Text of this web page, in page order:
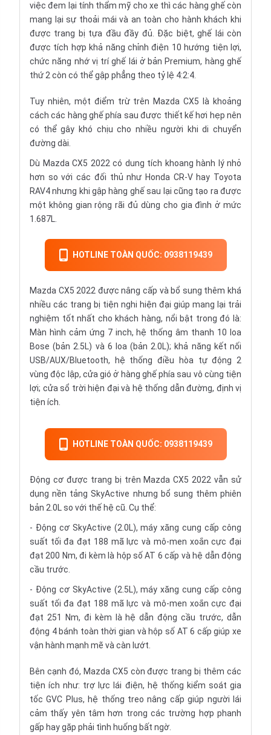
việc đem lại tính thẩm mỹ cho xe thì các hàng ghế còn
mang lại sự thoải mái và an toàn cho hành khách khi
được trang bị tựa đầu đầy đủ. Đặc biệt, ghế lái còn
được tích hợp khả năng chỉnh điện 10 hướng tiện lợi,
chức năng nhớ vị trí ghế lái ở bản Premium, hàng ghế
thứ 2 còn có thể gập phẳng theo tỷ lệ 4:2:4.
Tuy nhiên, một điểm trừ trên Mazda CX5 là khoảng
cách các hàng ghế phía sau được thiết kế hơi hẹp nên
có thể gây khó chịu cho nhiều người khi di chuyển
đường dài.
Dù Mazda CX5 2022 có dung tích khoang hành lý nhỏ
hơn so với các đối thủ như Honda CR-V hay Toyota
RAV4 nhưng khi gập hàng ghế sau lại cũng tạo ra được
một không gian rộng rãi đủ dùng cho gia đình ở mức
1.687L.
HOTLINE TOÀN QUỐC: 0938119439
Mazda CX5 2022 được nâng cấp và bổ sung thêm khá
nhiều các trang bị tiện nghi hiện đại giúp mang lại trải
nghiệm tốt nhất cho khách hàng, nổi bật trong đó là:
Màn hình cảm ứng 7 inch, hệ thống âm thanh 10 loa
Bose (bản 2.5L) và 6 loa (bản 2.0L); khả năng kết nối
USB/AUX/Bluetooth, hệ thống điều hòa tự động 2
vùng độc lập, cửa gió ở hàng ghế phía sau vô cùng tiện
lợi; cửa sổ trời hiện đại và hệ thống dẫn đường, định vị
tiện ích.
HOTLINE TOÀN QUỐC: 0938119439
Động cơ được trang bị trên Mazda CX5 2022 vẫn sử
dụng nền tảng SkyActive nhưng bổ sung thêm phiên
bản 2.0L so với thế hệ cũ. Cụ thể:
- Động cơ SkyActive (2.0L), máy xăng cung cấp công
suất tối đa đạt 188 mã lực và mô-men xoắn cực đại
đạt 200 Nm, đi kèm là hộp số AT 6 cấp và hệ dẫn động
cầu trước.
- Động cơ SkyActive (2.5L), máy xăng cung cấp công
suất tối đa đạt 188 mã lực và mô-men xoắn cực đại
đạt 251 Nm, đi kèm là hệ dẫn động cầu trước, dẫn
động 4 bánh toàn thời gian và hộp số AT 6 cấp giúp xe
vận hành mạnh mẽ và càn lướt.
Bên cạnh đó, Mazda CX5 còn được trang bị thêm các
tiện ích như: trợ lực lái điện, hệ thống kiểm soát gia
tốc GVC Plus, hệ thống treo nâng cấp giúp người lái
cảm thấy yên tâm hơn trong các trường hợp phanh
gấp hay gặp phải tình huống bất ngờ.